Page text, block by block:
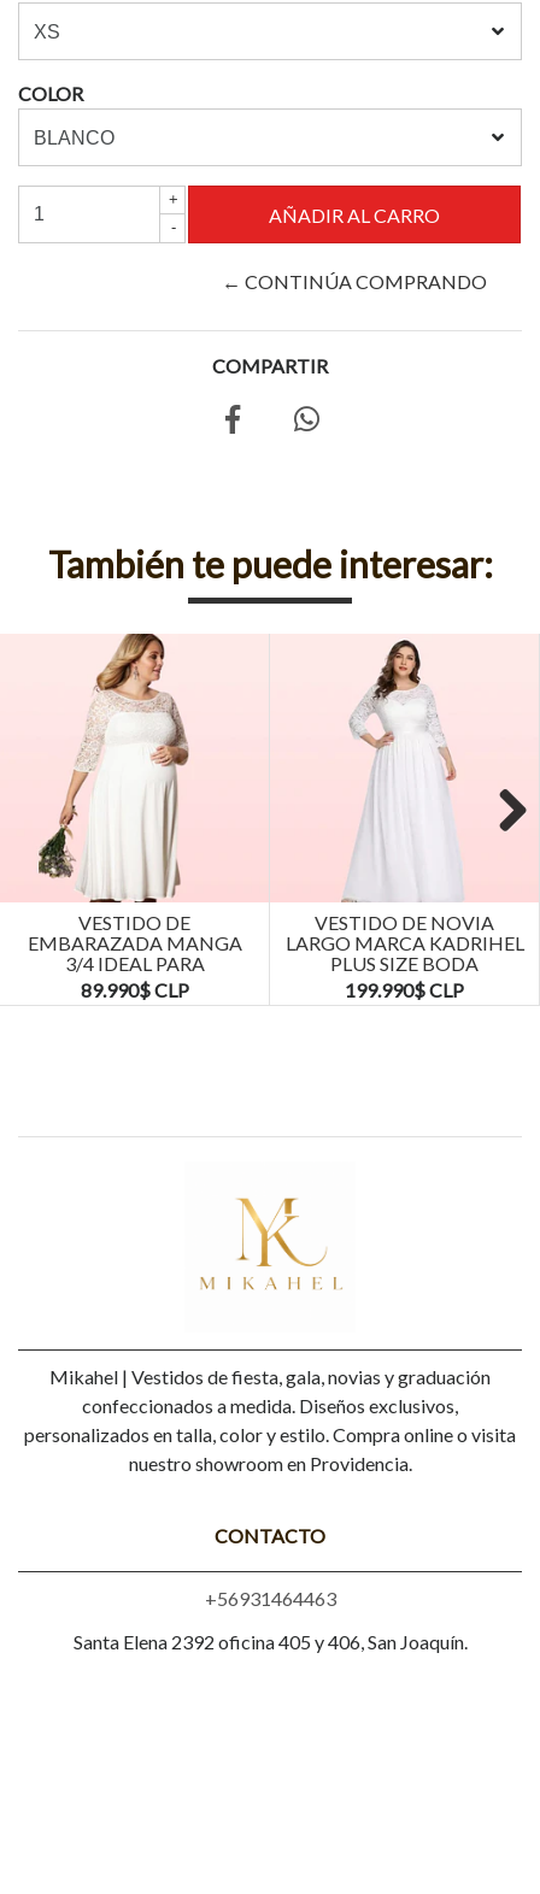
COLOR
+
-
← CONTINÚA COMPRANDO
COMPARTIR
También te puede interesar:
VESTIDO DE
EMBARAZADA MANGA
3/4 IDEAL PARA
MATRIMONIO BODA.
TALLAS...
89.990$ CLP
VESTIDO DE NOVIA
LARGO MARCA KADRIHEL
PLUS SIZE BODA
MATRIMONIO...
199.990$ CLP
Mikahel | Vestidos de fiesta, gala, novias y graduación
confeccionados a medida. Diseños exclusivos,
personalizados en talla, color y estilo. Compra online o visita
nuestro showroom en Providencia.
CONTACTO
+56931464463
Santa Elena 2392 oficina 405 y 406, San Joaquín.